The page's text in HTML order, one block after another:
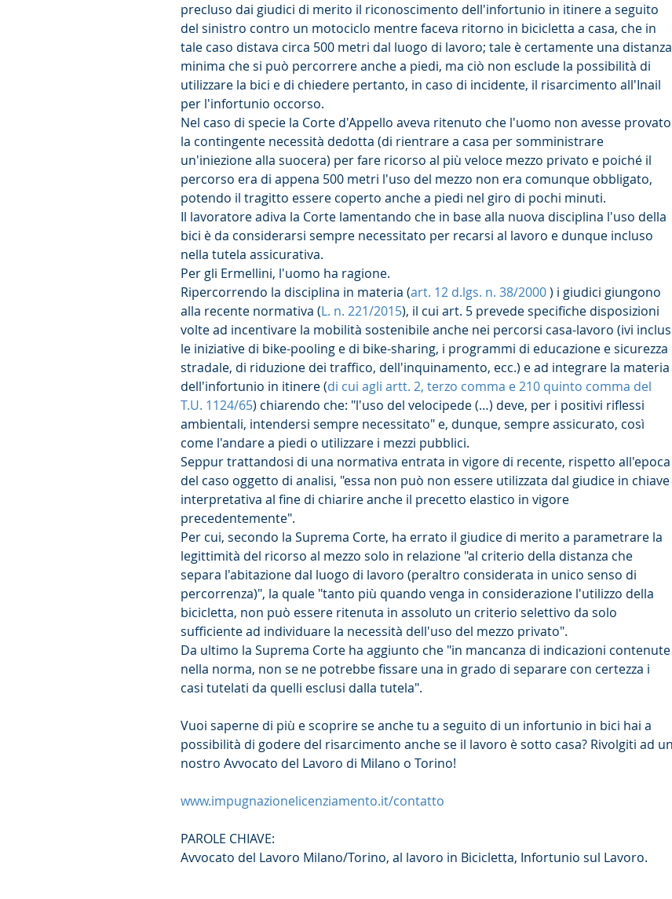
precluso dai giudici di merito il riconoscimento dell'infortunio in itinere a seguito
del sinistro contro un motociclo mentre faceva ritorno in bicicletta a casa, che in
tale caso distava circa 500 metri dal luogo di lavoro; tale è certamente una distanza
minima che si può percorrere anche a piedi, ma ciò non esclude la possibilità di
utilizzare la bici e di chiedere pertanto, in caso di incidente, il risarcimento all'Inail
per l'infortunio occorso.
Nel caso di specie la Corte d'Appello aveva ritenuto che l'uomo non avesse provato
la contingente necessità dedotta (di rientrare a casa per somministrare
un'iniezione alla suocera) per fare ricorso al più veloce mezzo privato e poiché il
percorso era di appena 500 metri l'uso del mezzo non era comunque obbligato,
potendo il tragitto essere coperto anche a piedi nel giro di pochi minuti.
Il lavoratore adiva la Corte lamentando che in base alla nuova disciplina l'uso della
bici è da considerarsi sempre necessitato per recarsi al lavoro e dunque incluso
nella tutela assicurativa.
Per gli Ermellini, l'uomo ha ragione.
Ripercorrendo la disciplina in materia (art. 12 d.lgs. n. 38/2000 ) i giudici giungono
alla recente normativa (L. n. 221/2015), il cui art. 5 prevede specifiche disposizioni
volte ad incentivare la mobilità sostenibile anche nei percorsi casa-lavoro (ivi
le iniziative di bike-pooling e di bike-sharing, i programmi di educazione e sicurezza
stradale, di riduzione dei traffico, dell'inquinamento, ecc.) e ad integrare la materia
dell'infortunio in itinere (di cui agli artt. 2, terzo comma e 210 quinto comma del
T.U. 1124/65) chiarendo che: "l'uso del velocipede (…) deve, per i positivi riflessi
ambientali, intendersi sempre necessitato" e, dunque, sempre assicurato, così
come l'andare a piedi o utilizzare i mezzi pubblici.
Seppur trattandosi di una normativa entrata in vigore di recente, rispetto all'epoca
del caso oggetto di analisi, "essa non può non essere utilizzata dal giudice in chiave
interpretativa al fine di chiarire anche il precetto elastico in vigore
precedentemente".
Per cui, secondo la Suprema Corte, ha errato il giudice di merito a parametrare la
legittimità del ricorso al mezzo solo in relazione "al criterio della distanza che
separa l'abitazione dal luogo di lavoro (peraltro considerata in unico senso di
percorrenza)", la quale "tanto più quando venga in considerazione l'utilizzo della
bicicletta, non può essere ritenuta in assoluto un criterio selettivo da solo
sufficiente ad individuare la necessità dell'uso del mezzo privato".
Da ultimo la Suprema Corte ha aggiunto che "in mancanza di indicazioni contenute
nella norma, non se ne potrebbe fissare una in grado di separare con certezza i
casi tutelati da quelli esclusi dalla tutela".
Vuoi saperne di più e scoprire se anche tu a seguito di un infortunio in bici hai a
possibilità di godere del risarcimento anche se il lavoro è sotto casa? Rivolgiti ad un
nostro Avvocato del Lavoro di Milano o Torino!
www.impugnazionelicenziamento.it/contatto
PAROLE CHIAVE:
Avvocato del Lavoro Milano/Torino, al lavoro in Bicicletta, Infortunio sul Lavoro.